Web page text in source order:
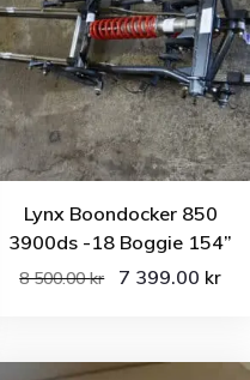
Lynx Boondocker 850
3900ds -18 Boggie 154”
8 500.00kr 7 399.00 kr